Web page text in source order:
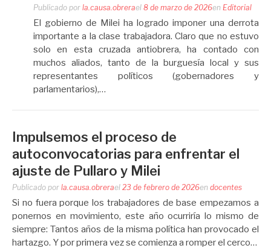
Publicado por la.causa.obrerael 8 de marzo de 2026en Editorial
El gobierno de Milei ha logrado imponer una derrota
importante a la clase trabajadora. Claro que no estuvo
solo en esta cruzada antiobrera, ha contado con
muchos aliados, tanto de la burguesía local y sus
representantes políticos (gobernadores y
parlamentarios),…
Impulsemos el proceso de
autoconvocatorias para enfrentar el
ajuste de Pullaro y Milei
Publicado por la.causa.obrerael 23 de febrero de 2026en docentes
Si no fuera porque los trabajadores de base empezamos a
ponernos en movimiento, este año ocurriría lo mismo de
siempre: Tantos años de la misma política han provocado el
hartazgo. Y por primera vez se comienza a romper el cerco…